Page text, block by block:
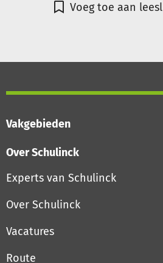
Voeg toe aan
Vakgebieden
Over Schulinck
Experts van Schulinck
Over Schulinck
Vacatures
Route